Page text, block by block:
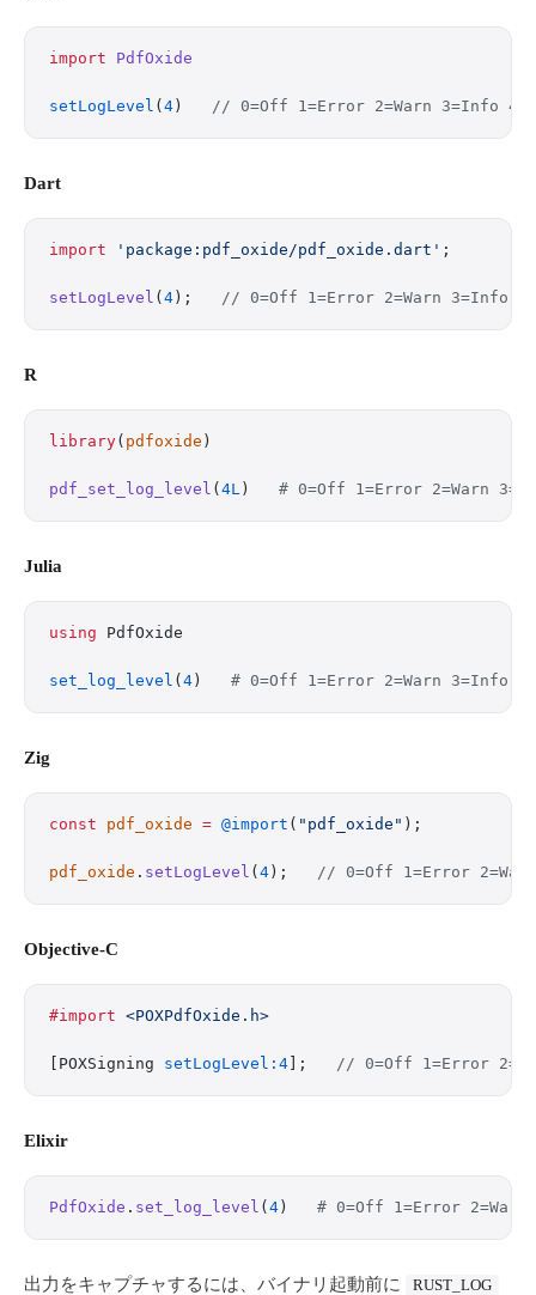
import PdfOxide
setLogLevel ( 4 ) // 0=Off 1=Error 2=Warn 3=Info
Dart
import 'package:pdf_oxide/pdf_oxide.dart' ;
setLogLevel ( 4 ); // 0=Off 1=Error 2=Warn 3=Info
R
library( pdfoxide )
pdf_set_log_level ( 4L ) # 0=Off 1=Error 2=Warn
Julia
using PdfOxide
set_log_level ( 4 ) # 0=Off 1=Error 2=Warn 3=Info
Zig
const pdf_oxide = @import ( "pdf_oxide" );
pdf_oxide . setLogLevel ( 4 ); // 0=Off 1=Error
Objective-C
#import <POXPdfOxide.h>
[POXSigning setLogLevel:4 ]; // 0=Off 1=Error
Elixir
PdfOxide . set_log_level ( 4 ) # 0=Off 1=Error 2=Warn
出力をキャプチャするには、バイナリ起動前に RUST_LOG